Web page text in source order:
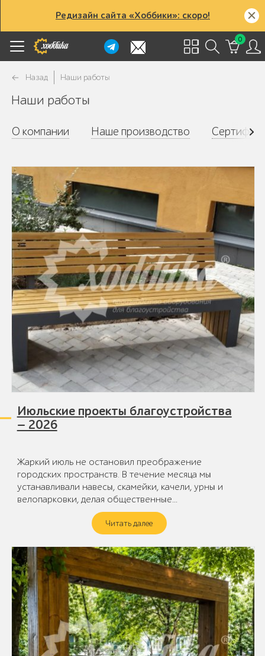
Редизайн сайта «Хоббики»: скоро!
0
Назад Наши работы
Наши работы
О компании Наше производство
Июльские проекты благоустройства
— 2026
Жаркий июль не остановил преображение
городских пространств. В течение месяца мы
устанавливали навесы, скамейки, качели, урны и
велопарковки, делая общественные…
Читать далее